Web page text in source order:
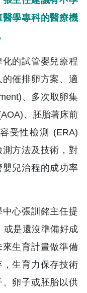
學專科的醫療機
的試管嬰兒療程
催排卵方案、適
、多次取卵集
、胚胎著床前
受性檢測 (ERA)
方法及技術，對
兒治程的成功率
心張訓銘主任提
或是還沒準備好成
生育計畫做準備
生育力保存技術
卵子或胚胎以供